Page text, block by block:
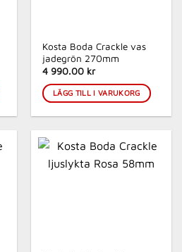
Kosta Boda Crackle vas
jadegrön 270mm
4 990.00 kr
LÄGG TILL I VARUKORG